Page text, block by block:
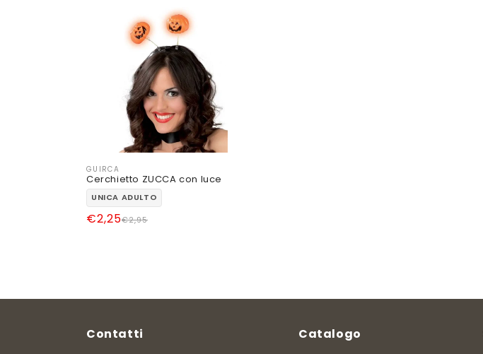
Produttore:
GUIRCA
Cerchietto ZUCCA con luce
UNICA ADULTO
Prezzo€2,95
Prezzo
€2,25
Contatti
Catalogo